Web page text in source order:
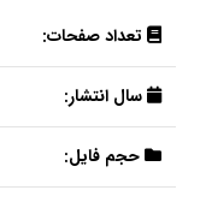
تعداد صفحات:
سال انتشار:
حجم فایل: